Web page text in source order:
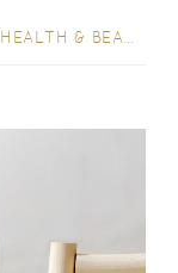
HEALTH & BEAUTY